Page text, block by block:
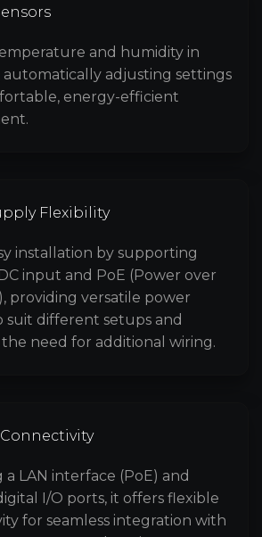
and humidity in
automatically adjusting settings
energy-efficient
Flexibility
installation by supporting
input and PoE (Power over
providing versatile power
suit different setups and
need for additional wiring.
a LAN interface (PoE) and
I/O ports, it offers flexible
for seamless integration with